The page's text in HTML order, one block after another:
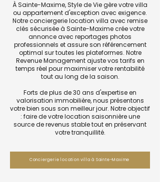
À Sainte-Maxime, Style de Vie gère votre villa
ou appartement d'exception avec exigence.
Notre conciergerie location villa avec remise
clés sécurisée à Sainte-Maxime crée votre
annonce avec reportages photos
professionnels et assure son référencement
optimal sur toutes les plateformes. Notre
Revenue Management ajuste vos tarifs en
temps réel pour maximiser votre rentabilité
tout au long de la saison.
Forts de plus de 30 ans d'expertise en
valorisation immobilière, nous présentons
votre bien sous son meilleur jour. Notre objectif
: faire de votre location saisonnière une
source de revenus stable tout en préservant
votre tranquillité.
Conciergerie location villa à Sainte-Maxime